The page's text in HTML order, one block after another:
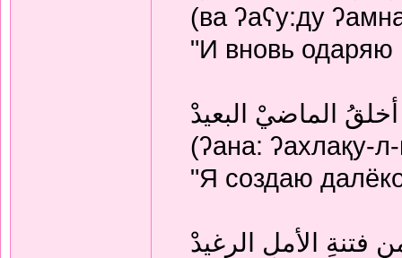
(ва ʔаʕу:ду
"И вновь одаряю
أخلقُ الماضيْ البعيدْ
(ʔана: ʔахлақу-
"Я создаю
فتنةِ الأملِ الرغيدْ